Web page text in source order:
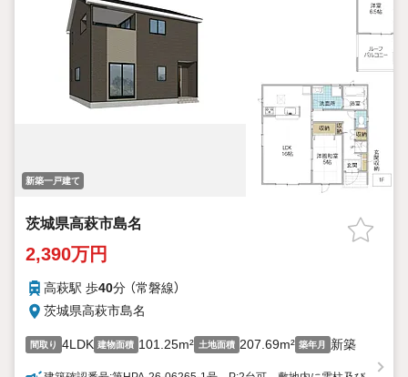
新築一戸建て
茨城県高萩市島名
2,390万円
高萩駅 歩40分 （常磐線）
茨城県高萩市島名
間取り 4LDK 建物面積 101.25m² 土地面積 207.69m² 築年月 新築